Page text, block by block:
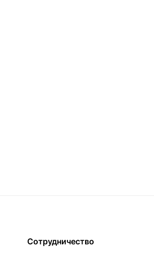
Сотрудничество